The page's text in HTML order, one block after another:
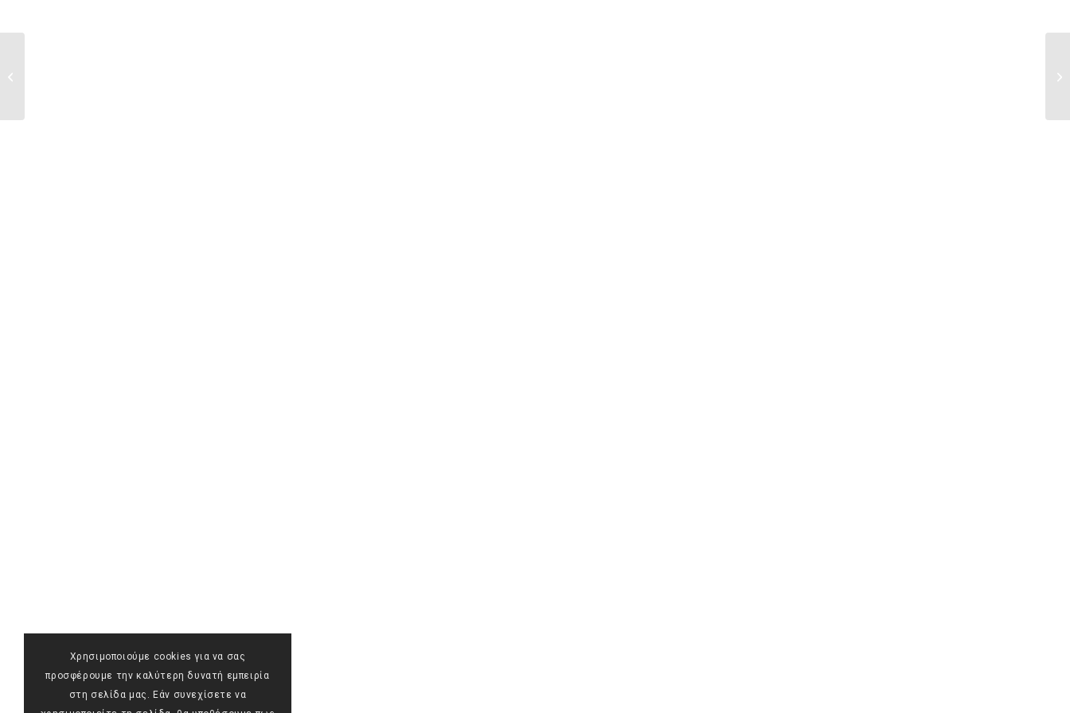
Χρησιμοποιούμε cookies για να σας
προσφέρουμε την καλύτερη δυνατή εμπειρία
στη σελίδα μας. Εάν συνεχίσετε να